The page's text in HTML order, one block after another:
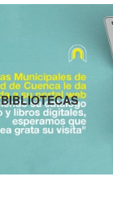
BIBLIOTECAS